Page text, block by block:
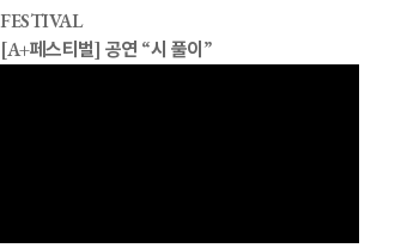
FESTIVAL
[A+페스티벌] 공연 “시 풀이”